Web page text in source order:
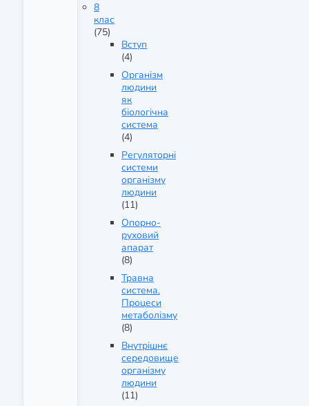
8
клас
(75)
Вступ
(4)
Організм
людини
як
біологічна
система
(4)
Регуляторні
системи
організму
людини
(11)
Опорно-
руховий
апарат
(8)
Травна
система.
Процеси
метаболізму
(8)
Внутрішнє
середовище
організму
людини
(11)